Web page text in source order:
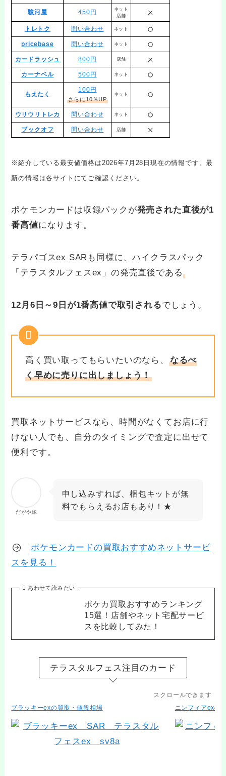
駿河屋 450円
ネット
店舗
トレトク 問い合わせ ネット
pricebase 問い合わせ ネット
カードラッシュ 800円 店舗
カーナベル 500円 ネット
もえたく
100円
さらに10％UP
ネット
ウリウリトレカ 問い合わせ ネット
ブックオフ 問い合わせ 店舗
※紹介している最安値価格は2026年7月28日現在の情報です。最
新の情報は各サイトにてご確認ください。
ポケモンカードは収録パックが発売された直後が1
番高値になります。
テラパゴスex SARも同様に、ハイクラスパック
「テラスタルフェスex」の発売直後である
12月6日～9日が1番高値で取引されるでしょう。
高く買い取ってもらいたいのなら、
なるべ
く早めに売りに出しましょう！
買取ネットサービスなら、時間がなくてお店に行
けない人でも、自分のタイミングで査定に出せて
便利です。
だがや嫁
申し込みすれば、梱包キットが無
料でもらえるお店もあり！★
ポケモンカードの買取おすすめネットサービ
スを見る！
あわせて読みたい
ポケカ買取おすすめランキング
15選！店舗やネット宅配サービ
スを比較してみた！
テラスタルフェス注目のカード
スクロールできます
ブラッキーexの買取・値段相場
ニンフィアexの